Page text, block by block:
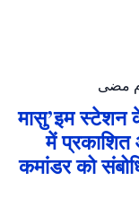
मासु’इम स्टेशन
में
कमांडर को